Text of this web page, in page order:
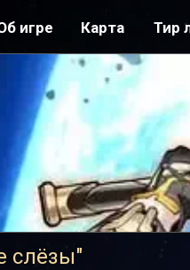
игре Карта Тир
слёзы"